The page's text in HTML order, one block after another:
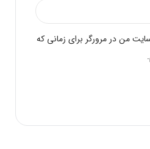
من در مرورگر برای زمانی که